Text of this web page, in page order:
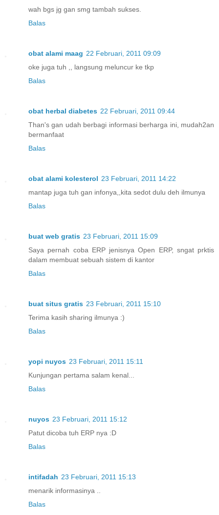
wah bgs jg gan smg tambah sukses.
Balas
obat alami maag 22 Februari, 2011 09:09
oke juga tuh ,, langsung meluncur ke tkp
Balas
obat herbal diabetes 22 Februari, 2011 09:44
Than's gan udah berbagi informasi berharga ini, mudah2an
bermanfaat
Balas
obat alami kolesterol 23 Februari, 2011 14:22
mantap juga tuh gan infonya,,kita sedot dulu deh ilmunya
Balas
buat web gratis 23 Februari, 2011 15:09
Saya pernah coba ERP jenisnya Open ERP, sngat prktis
dalam membuat sebuah sistem di kantor
Balas
buat situs gratis 23 Februari, 2011 15:10
Terima kasih sharing ilmunya :)
Balas
yopi nuyos 23 Februari, 2011 15:11
Kunjungan pertama salam kenal...
Balas
nuyos 23 Februari, 2011 15:12
Patut dicoba tuh ERP nya :D
Balas
intifadah 23 Februari, 2011 15:13
menarik informasinya ..
Balas